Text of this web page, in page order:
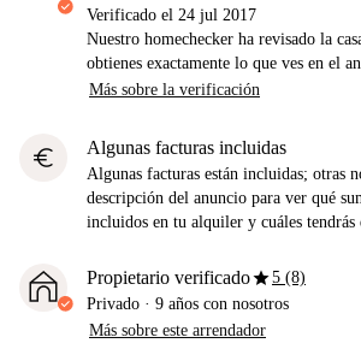
Verificado el 24 jul 2017
Nuestro homechecker ha revisado la
obtienes exactamente lo que ves en el
Más sobre la verificación
euro Algunas facturas incluidas
Algunas facturas están incluidas; otras
descripción del anuncio para ver qué
incluidos en tu alquiler y cuáles tendrás
Propietario verificadostar5 (8)
Privado · 9 años con nosotros
Más sobre este arrendador